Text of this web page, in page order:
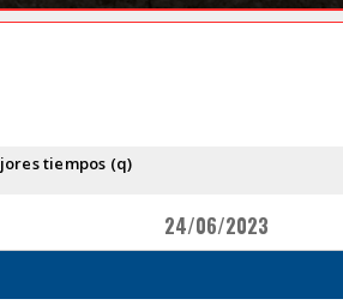
tiempos (q)
24/06/2023